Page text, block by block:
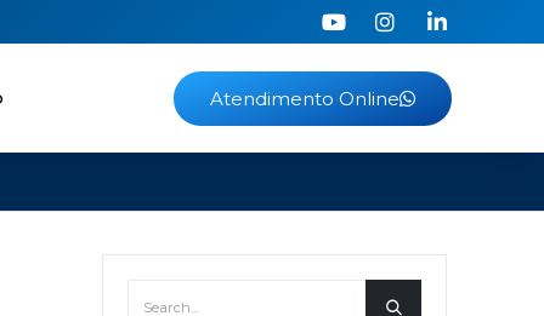
Atendimento Online